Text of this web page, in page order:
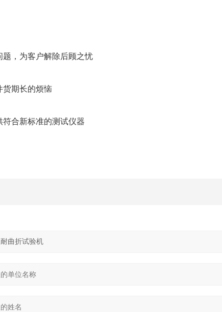
，为客户解除后顾之忧
期长的烦恼
合新标准的测试仪器